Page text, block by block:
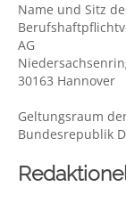
Name und Sitz
AG
30163 Hannover
Geltungsraum
Bundesrepublik